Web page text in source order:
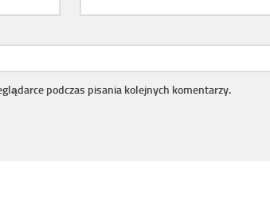
podczas pisania kolejnych komentarzy.